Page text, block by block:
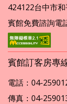
424122台中市
賓館免費諮詢電
賓館訂客房專
電話：04-
傳真：04-